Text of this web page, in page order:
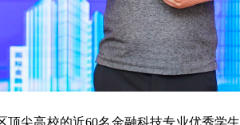
顶尖高校的近60名金融科技专业优秀学生